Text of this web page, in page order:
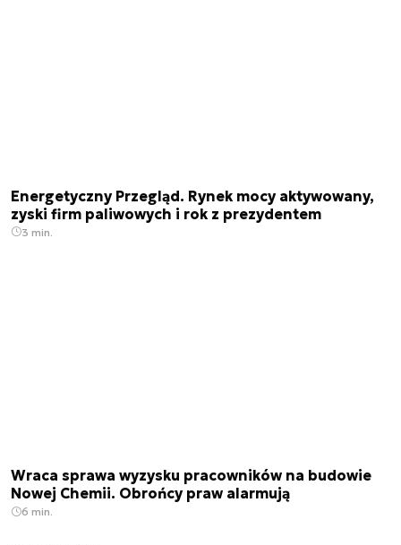
Energetyczny Przegląd. Rynek mocy aktywowany,
zyski firm paliwowych i rok z prezydentem
3 min.
Wraca sprawa wyzysku pracowników na budowie
Nowej Chemii. Obrońcy praw alarmują
6 min.